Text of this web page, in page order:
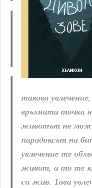
такова
връхната точка
животът не може
парадоксът на
увлечение те
живот, а то те
си жив. Това